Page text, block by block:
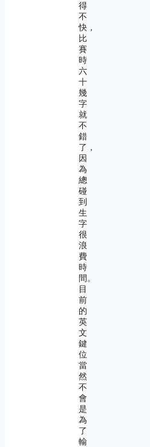
得
不
快，
比
賽
時
六
十
幾
字
就
不
錯
了，
因
為
總
碰
到
生
字
很
浪
費
時
間。
目
前
的
英
文
鍵
位
當
然
不
會
是
為
了
輸